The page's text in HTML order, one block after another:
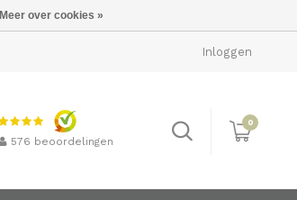
Inloggen
576 beoordelingen
0
Meer over cookies »